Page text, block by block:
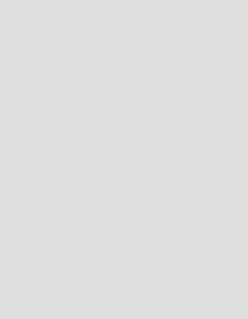
al 100%, disponibile e
드래곤 22.3.0 con un clic.
e gioca!
gioco puzzle, il suo
conquistare un gran numero
solo seguire il tutorial per
avviare l'intero gioco e
giochi puzzle 퍼즐앤드래